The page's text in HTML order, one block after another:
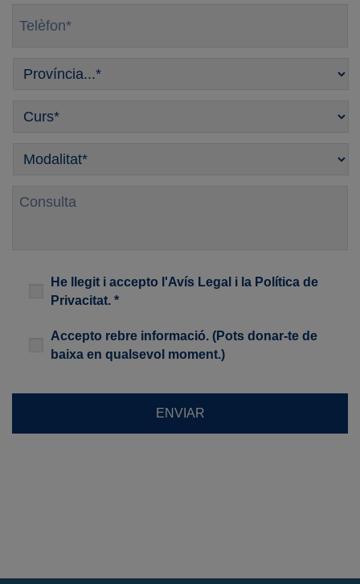
Província
Curso
Modalitat *
Consulta
*
He llegit i accepto l'Avís Legal i la Política de
Privacitat. *
NewsletterAccepto rebre informació. (Pots donar-te de
baixa en qualsevol moment.)